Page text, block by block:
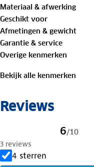
Materiaal & afwerking
Geschikt voor
Afmetingen & gewicht
Garantie & service
Overige kenmerken
Bekijk alle kenmerken
Reviews
6/10
3 reviews
4 sterren